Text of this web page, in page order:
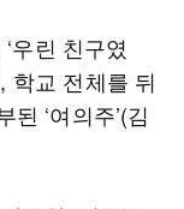
우린 친구였
학교 전체를 뒤
‘여의주’(김